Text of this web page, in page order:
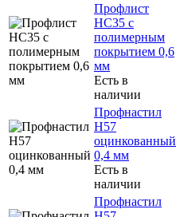
Профлист
НС35 с
полимерным
покрытием 0,6
мм
Есть в
наличии
Профнастил
Н57
оцинкованный
0,4 мм
Есть в
наличии
Профнастил